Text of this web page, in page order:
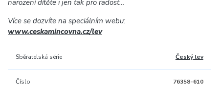
narození dítěte i jen tak pro radost…
Více se dozvíte na speciálním webu:
www.ceskamincovna.cz/lev
Sběratelská série Český lev
Číslo 76358-610